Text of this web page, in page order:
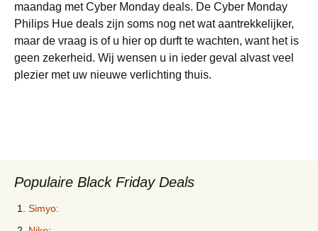
maandag met Cyber Monday deals. De Cyber Monday
Philips Hue deals zijn soms nog net wat aantrekkelijker,
maar de vraag is of u hier op durft te wachten, want het is
geen zekerheid. Wij wensen u in ieder geval alvast veel
plezier met uw nieuwe verlichting thuis.
Populaire Black Friday Deals
Simyo: